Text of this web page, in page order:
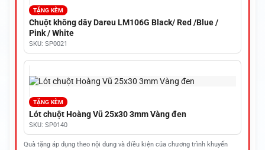
TẶNG KÈM
Chuột không dây Dareu LM106G Black/ Red /Blue /
Pink / White
SKU: SP0021
TẶNG KÈM
Lót chuột Hoàng Vũ 25x30 3mm Vàng đen
SKU: SP0140
Quà tặng áp dụng theo nội dung và điều kiện của chương trình khuyến